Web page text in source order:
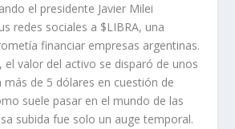
el presidente Javier Milei
redes sociales a $LIBRA, una
financiar empresas argentinas.
el valor del activo se disparó de unos
de 5 dólares en cuestión de
suele pasar en el mundo de las
subida fue solo un auge temporal.